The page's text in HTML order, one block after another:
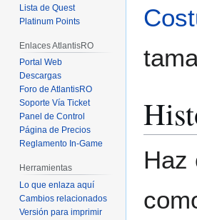
Haz
Lista de Quest
Platinum Points
Enlaces AtlantisRO
Portal Web
Descargas
Foro de AtlantisRO
Soporte Vía Ticket
Panel de Control
Página de Precios
Reglamento In-Game
Herramientas
Lo que enlaza aquí
Cambios relacionados
Versión para imprimir